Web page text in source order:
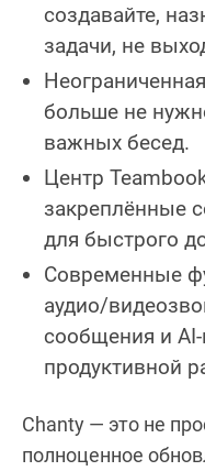
создавайте,
задачи, не
больше не
важных бесед.
Центр
закреплённые
для быстрого
Современные
аудио/
сообщения и
продуктивной
Chanty — это не
полноценное